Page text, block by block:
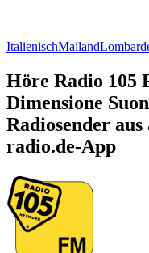
ItalienischMailand
Höre Radio 105
Dimensione
Radiosender
radio.de-App